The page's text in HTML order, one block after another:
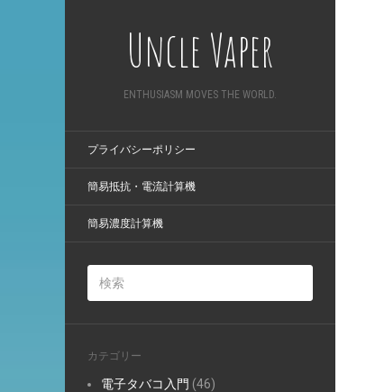
Uncle Vaper
ENTHUSIASM MOVES THE WORLD.
プライバシーポリシー
簡易抵抗・電流計算機
簡易濃度計算機
カテゴリー
電子タバコ入門 (46)